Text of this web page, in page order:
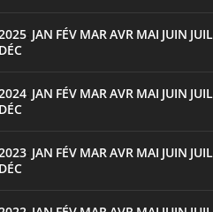
: JAN FÉV MAR AVR MAI JUIN JUIL
DÉC
: JAN FÉV MAR AVR MAI JUIN JUIL
DÉC
: JAN FÉV MAR AVR MAI JUIN JUIL
DÉC